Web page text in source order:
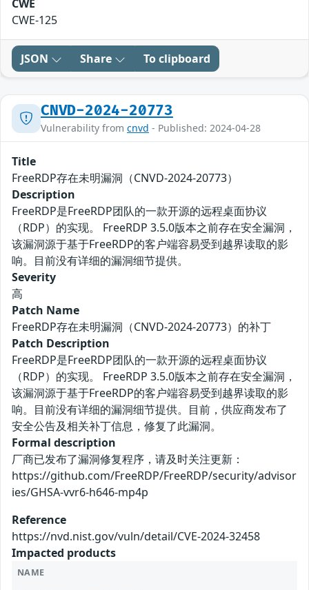
CWE
CWE-125
JSON Share To clipboard
CNVD-2024-20773
Vulnerability from cnvd - Published: 2024-04-28
Title
FreeRDP存在未明漏洞（CNVD-2024-20773）
Description
FreeRDP是FreeRDP团队的一款开源的远程桌面协议
（RDP）的实现。 FreeRDP 3.5.0版本之前存在安全漏洞，
该漏洞源于基于FreeRDP的客户端容易受到越界读取的影
响。目前没有详细的漏洞细节提供。
Severity
高
Patch Name
FreeRDP存在未明漏洞（CNVD-2024-20773）的补丁
Patch Description
FreeRDP是FreeRDP团队的一款开源的远程桌面协议
（RDP）的实现。 FreeRDP 3.5.0版本之前存在安全漏洞，
该漏洞源于基于FreeRDP的客户端容易受到越界读取的影
响。目前没有详细的漏洞细节提供。目前，供应商发布了
安全公告及相关补丁信息，修复了此漏洞。
Formal description
厂商已发布了漏洞修复程序，请及时关注更新：
https://github.com/FreeRDP/FreeRDP/security/advisor
ies/GHSA-vvr6-h646-mp4p
Reference
https://nvd.nist.gov/vuln/detail/CVE-2024-32458
Impacted products
NAME